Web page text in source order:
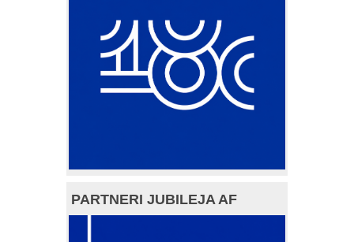
PARTNERI JUBILEJA AF